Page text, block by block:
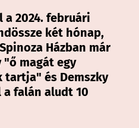
2024. februári
két hónap,
Házban már
magát egy
és Demszky
falán aludt 10